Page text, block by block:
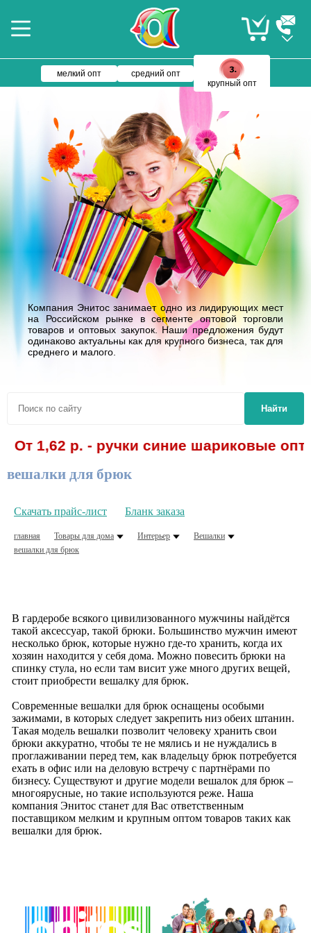
мелкий опт
средний опт
крупный опт
Компания Энитос занимает одно из лидирующих мест
на Российском рынке в сегменте оптовой торговли
товаров и оптовых закупок. Наши предложения будут
одинаково актуальны как для крупного бизнеса, так для
среднего и малого.
Найти
От 1,62 р. - ручки синие шариковые
вешалки для брюк
Скачать прайс-лист Бланк заказа
главная Товары для дома Интерьер
Вешалки
вешалки для брюк
В гардеробе всякого цивилизованного мужчины найдётся
такой аксессуар, такой брюки. Большинство мужчин имеют
несколько брюк, которые нужно где-то хранить, когда их
хозяин находится у себя дома. Можно повесить брюки на
спинку стула, но если там висит уже много других вещей,
стоит приобрести вешалку для брюк.
Современные вешалки для брюк оснащены особыми
зажимами, в которых следует закрепить низ обеих штанин.
Такая модель вешалки позволит человеку хранить свои
брюки аккуратно, чтобы те не мялись и не нуждались в
проглаживании перед тем, как владельцу брюк потребуется
ехать в офис или на деловую встречу с партнёрами по
бизнесу. Существуют и другие модели вешалок для брюк –
многоярусные, но такие используются реже. Наша
компания Энитос станет для Вас ответственным
поставщиком мелким и крупным оптом товаров таких как
вешалки для брюк.